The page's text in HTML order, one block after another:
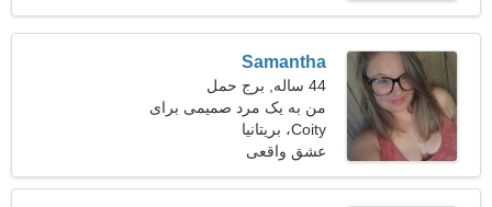
Samantha
44 ساله, برج حمل
من به یک مرد صمیمی برای
عاشقانه نیاز دارم
Coity، بریتانیا
عشق واقعی